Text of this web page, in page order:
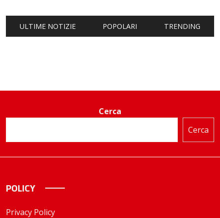
ULTIME NOTIZIE POPOLARI TRENDING
Cerca
Cerca
POLICY
Privacy Policy